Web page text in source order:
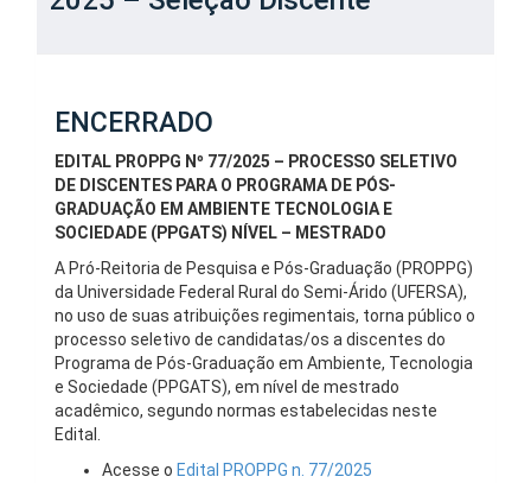
ENCERRADO
EDITAL PROPPG Nº 77/2025 – PROCESSO SELETIVO
DE DISCENTES PARA O PROGRAMA DE PÓS-
GRADUAÇÃO EM AMBIENTE TECNOLOGIA E
SOCIEDADE (PPGATS) NÍVEL – MESTRADO
A Pró-Reitoria de Pesquisa e Pós-Graduação (PROPPG)
da Universidade Federal Rural do Semi-Árido (UFERSA),
no uso de suas atribuições regimentais, torna público o
processo seletivo de candidatas/os a discentes do
Programa de Pós-Graduação em Ambiente, Tecnologia
e Sociedade (PPGATS), em nível de mestrado
acadêmico, segundo normas estabelecidas neste
Edital.
Acesse o Edital PROPPG n. 77/2025